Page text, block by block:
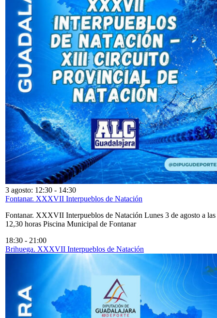
3 agosto: 12:30 - 14:30
Fontanar. XXXVII Interpueblos de Natación
Fontanar. XXXVII Interpueblos de Natación Lunes 3 de agosto a las
12,30 horas Piscina Municipal de Fontanar
18:30 - 21:00
Brihuega. XXXVII Interpueblos de Natación